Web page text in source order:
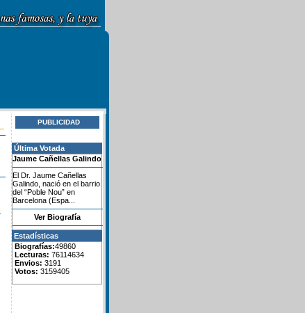
PUBLICIDAD
Última Votada
Jaume Cañellas Galindo
El Dr. Jaume Cañellas
Galindo, nació en el barrio
del “Poble Nou” en
Barcelona (Espa...
Ver Biografía
Estadísticas
Biografías:49860
Lecturas: 76114634
Envios: 3191
Votos: 3159405